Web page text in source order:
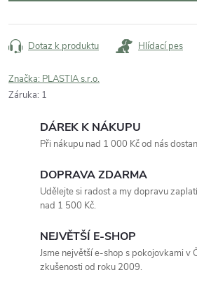
Dotaz k produktu Hlídací pes
Značka: PLASTIA s.r.o.
Záruka: 1
DÁREK K NÁKUPU
Při nákupu nad 1 000 Kč od nás
DOPRAVA ZDARMA
Udělejte si radost a my dopravu
nad 1 500 Kč.
NEJVĚTŠÍ E-SHOP
Jsme největší e-shop s pokojovkami v
zkušenosti od roku 2009.